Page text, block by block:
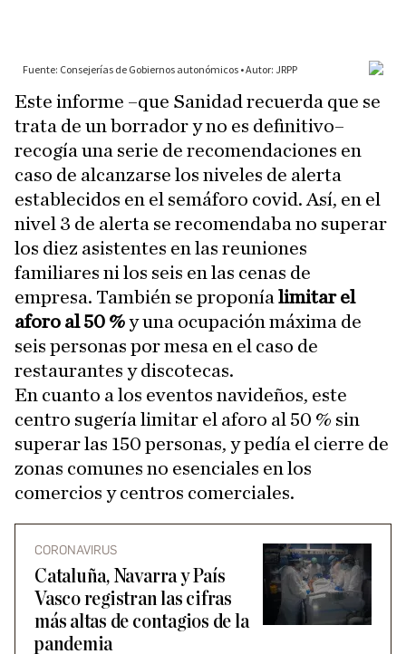
Este informe –que Sanidad recuerda que se
trata de un borrador y no es definitivo–
recogía una serie de recomendaciones en
caso de alcanzarse los niveles de alerta
establecidos en el semáforo covid. Así, en el
nivel 3 de alerta se recomendaba no superar
los diez asistentes en las reuniones
familiares ni los seis en las cenas de
empresa. También se proponía limitar el
aforo al 50 %y una ocupación máxima de
seis personas por mesa en el caso de
restaurantes y discotecas.
En cuanto a los eventos navideños, este
centro sugería limitar el aforo al 50 % sin
superar las 150 personas, y pedía el cierre de
zonas comunes no esenciales en los
comercios y centros comerciales.
CORONAVIRUS
Cataluña, Navarra y País
Vasco registran las cifras
más altas de contagios de la
pandemia